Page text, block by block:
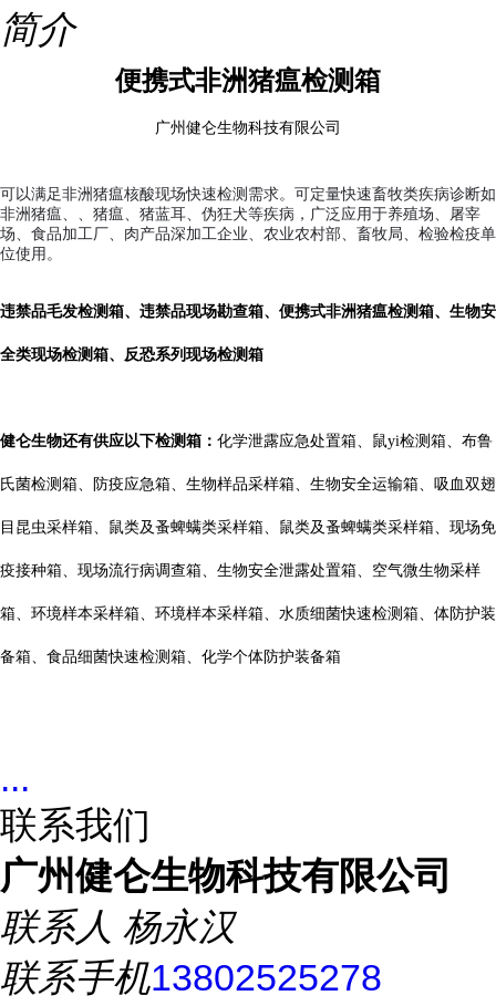
简介
便携式非洲猪瘟检测箱
广州健仑生物科技有限公司
可以满足非洲猪瘟核酸现场快速检测需求。可定量快速畜牧类疾病诊断如
非洲猪瘟、、猪瘟、猪蓝耳、伪狂犬等疾病，广泛应用于养殖场、屠宰
场、食品加工厂、肉产品深加工企业、农业农村部、畜牧局、检验检疫单
位使用。
违禁品毛发检测箱、违禁品现场勘查箱、便携式非洲猪瘟检测箱、生物安
全类现场检测箱、反恐系列现场检测箱
健仑生物还有供应以下检测箱： 化学泄露应急处置箱、鼠yi检测箱、布鲁
氏菌检测箱、防疫应急箱、生物样品采样箱、生物安全运输箱、吸血双翅
目昆虫采样箱、鼠类及蚤蜱螨类采样箱、鼠类及蚤蜱螨类采样箱、现场免
疫接种箱、现场流行病调查箱、生物安全泄露处置箱、空气微生物采样
箱、环境样本采样箱、环境样本采样箱、水质细菌快速检测箱、体防护装
备箱、食品细菌快速检测箱、化学个体防护装备箱
...
联系我们
广州健仑生物科技有限公司
联系人 杨永汉
联系手机13802525278